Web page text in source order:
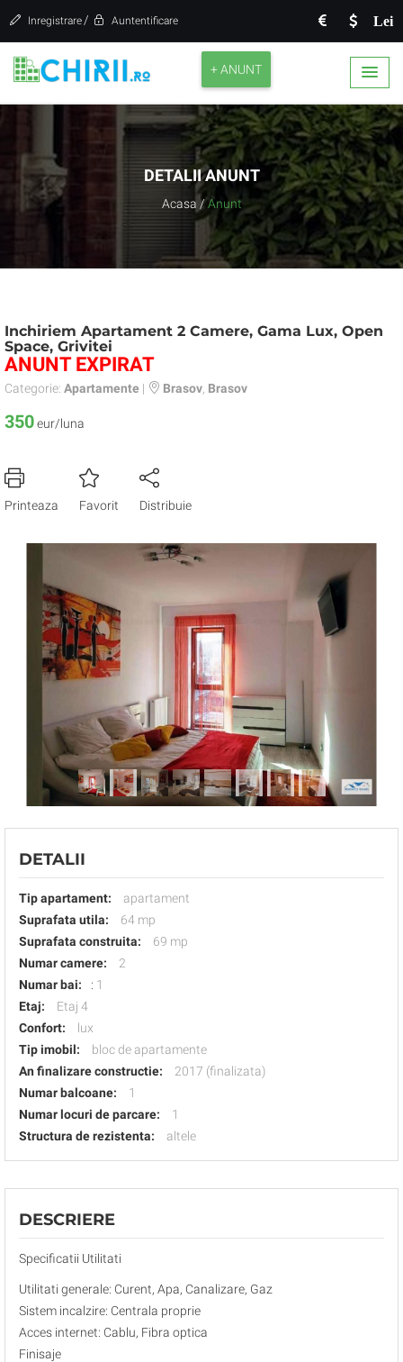
Lei
Inregistrare / Auntentificare
+ ANUNT
DETALII ANUNT
Acasa / Anunt
Inchiriem Apartament 2 Camere, Gama Lux, Open
Space, Grivitei
ANUNT EXPIRAT
Categorie: Apartamente | Brasov Brasov
350eur/luna
Printeaza Favorit Distribuie
DETALII
Tip apartament:
apartament
Suprafata utila:
64 mp
Suprafata construita:
69 mp
Numar camere:
2
Numar bai:
: 1
Etaj:
Etaj 4
Confort:
lux
Tip imobil:
bloc de apartamente
An finalizare constructie:
2017 (finalizata)
Numar balcoane:
1
Numar locuri de parcare:
1
Structura de rezistenta:
altele
DESCRIERE
Specificatii Utilitati
Utilitati generale: Curent, Apa, Canalizare, Gaz
Sistem incalzire: Centrala proprie
Acces internet: Cablu, Fibra optica
Finisaje